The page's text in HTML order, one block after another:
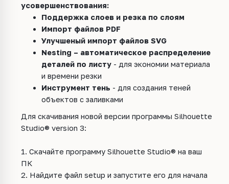
усовершенствования:
Поддержка слоев и резка по слоям
Импорт файлов PDF
Улучшеный импорт файлов SVG
Nesting – автоматическое распределение
деталей по листу - для экономии материала
и времени резки
Инструмент тень - для создания теней
объектов с заливками
Для скачивания новой версии программы Silhouette
Studio® version 3:
1. Скачайте программу Silhouette Studio® на ваш
ПК
2. Найдите файл setup и запустите его для начала